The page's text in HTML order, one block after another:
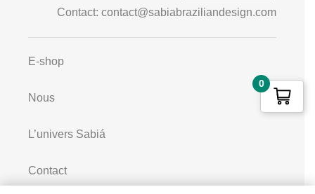
Contact: contact@sabiabraziliandesign.com
E-shop
Nous
L’univers Sabiá
Contact
0